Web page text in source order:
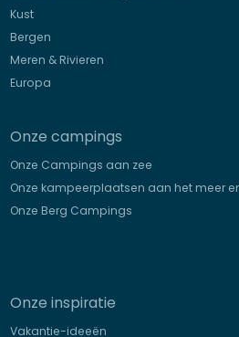
Kust
Bergen
Meren & Rivieren
Europa
Onze campings
Onze Campings aan zee
Onze kampeerplaatsen aan het meer
Onze Berg Campings
Onze inspiratie
Vakantie-ideeën